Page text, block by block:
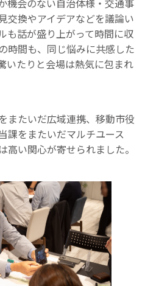
交換やアイデアなどを議論い
も話が盛り上がって時間に収
時間も、同じ悩みに共感した
いたりと会場は熱気に包まれ
またいだ広域連携、移動市役
課をまたいだマルチユース
高い関心が寄せられました。